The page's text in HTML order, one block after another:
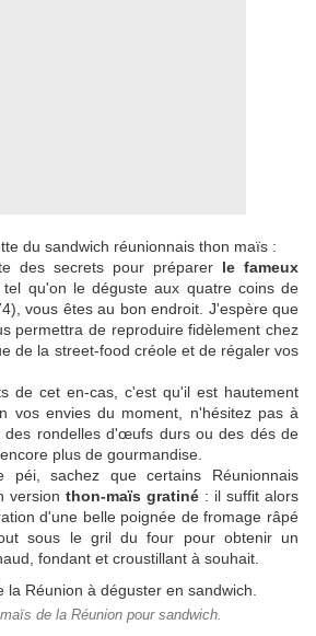
du sandwich réunionnais thon maïs :
des secrets pour préparer le fameux
tel qu'on le déguste aux quatre coins de
vous êtes au bon endroit. J'espère que
permettra de reproduire fidèlement chez
de la street-food créole et de régaler vos
de cet en-cas, c'est qu'il est hautement
vos envies du moment, n'hésitez pas à
des rondelles d'œufs durs ou des dés de
plus de gourmandise.
péi, sachez que certains Réunionnais
version thon-maïs gratiné : il suffit alors
d'une belle poignée de fromage râpé
sous le gril du four pour obtenir un
fondant et croustillant à souhait.
de la Réunion pour sandwich.